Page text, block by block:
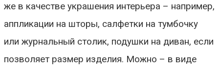
же в качестве украшения интерьера – например,
аппликации на шторы, салфетки на тумбочку
или журнальный столик, подушки на диван, если
позволяет размер изделия. Можно – в виде